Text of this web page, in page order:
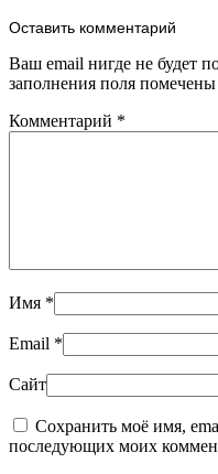
Оставить комментарий
Ваш email нигде не будет
заполнения поля помечены
Комментарий *
Имя *
Email *
Сайт
Сохранить моё имя,
последующих моих